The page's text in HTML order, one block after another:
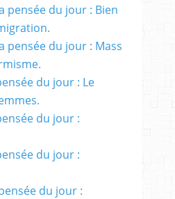
pensée du jour : Bien
pensée du jour : Mass
du jour : Le
du jour :
du jour :
du jour :